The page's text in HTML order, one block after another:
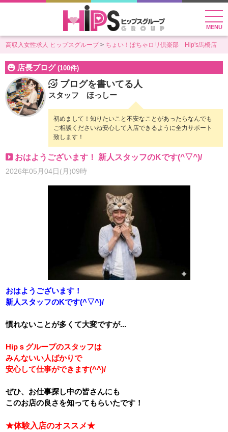
MENU
高収入女性求人 ヒップスグループ ちょい！ぽちゃロリ倶楽部 Hip's馬橋店
店長ブログ (100件)
ブログを書いてる人
スタッフ ほっしー
初めまして！知りたいこと不安なことがあったらなんでも
ご相談くださいね安心して入店できるように全力サポート
致します！
おはようございます！ 新人スタッフのKです(^▽^)/
2026年05月04日(月)09時
おはようございます！
新人スタッフのKです(^▽^)/
慣れないことが多くて大変ですが...
Hipｓグループのスタッフは
みんないい人ばかりで
安心して仕事ができます(^^)/
ぜひ、お仕事探し中の皆さんにも
このお店の良さを知ってもらいたです！
★体験入店のオススメ★